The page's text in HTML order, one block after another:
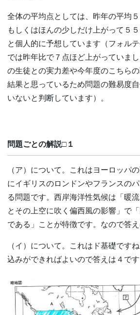
全体の平均点としては、昨年の平均５
もしくはほんの少しだけ上がって５
と個人的に予想しています（フォル
では昨年比で７点ほど上がっていま
の生徒との実力差や今年度のこちら
結果と思っているため問題の難易度
いないと判断しています）。
問題ごとの解説□１
（ア）について。これはヨーロッパ
にイギリスのロンドンやフランスの
る問題です。西岸海洋性気候は「暖
とその上空に吹く偏西風の影響」で
である」ことが特徴です。なので答え
（イ）について。これはド基礎です
込みができればよいので答えは４です